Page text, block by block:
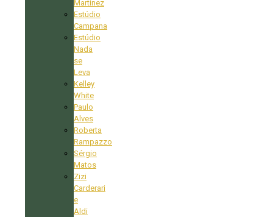
Martinez
Estúdio
Campana
Estúdio
Nada
se
Leva
Kelley
White
Paulo
Alves
Roberta
Rampazzo
Sérgio
Matos
Zizi
Carderari
e
Aldi